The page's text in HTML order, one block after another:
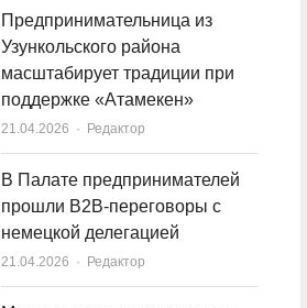
Предпринимательница из
Узункольского района
масштабирует традиции при
поддержке «Атамекен»
21.04.2026 Author
Редактор
В Палате предпринимателей
прошли B2B-переговоры с
немецкой делегацией
21.04.2026 Author
Редактор